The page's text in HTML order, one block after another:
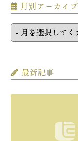
月別アーカイブ
最新記事